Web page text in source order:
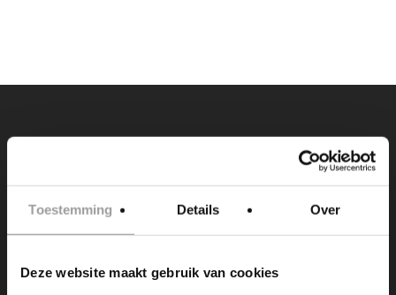
Toestemming Details Over
Deze website maakt gebruik van cookies
WIL JE HET EIGEN RISICO VAN €1.000,-
AFKOPEN? (GROUPON)